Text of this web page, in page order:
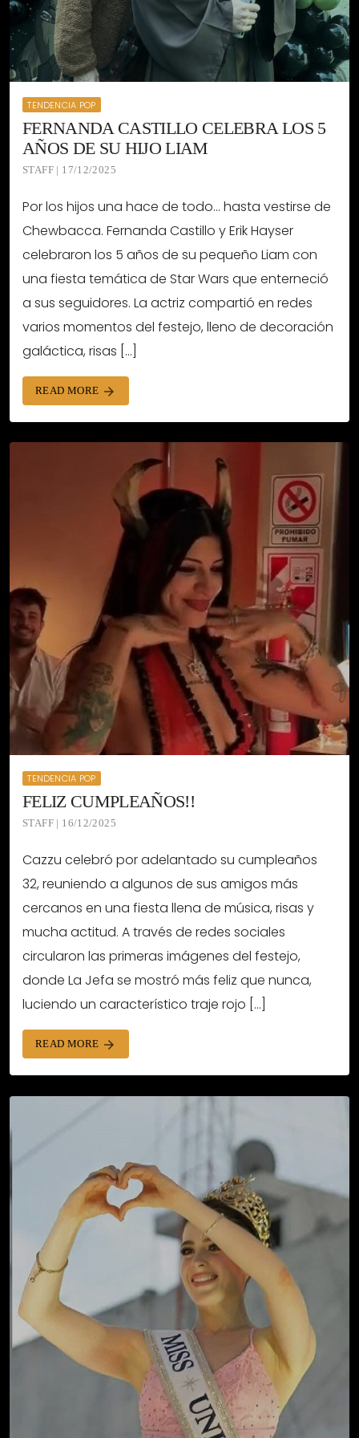
TENDENCIA POP
FERNANDA CASTILLO CELEBRA LOS 5
AÑOS DE SU HIJO LIAM
STAFF | 17/12/2025
Por los hijos una hace de todo… hasta vestirse de
Chewbacca. Fernanda Castillo y Erik Hayser
celebraron los 5 años de su pequeño Liam con
una fiesta temática de Star Wars que enterneció
a sus seguidores. La actriz compartió en redes
varios momentos del festejo, lleno de decoración
galáctica, risas […]
READ MORE arrow_forward
TENDENCIA POP
FELIZ CUMPLEAÑOS!!
STAFF | 16/12/2025
Cazzu celebró por adelantado su cumpleaños
32, reuniendo a algunos de sus amigos más
cercanos en una fiesta llena de música, risas y
mucha actitud. A través de redes sociales
circularon las primeras imágenes del festejo,
donde La Jefa se mostró más feliz que nunca,
luciendo un característico traje rojo […]
READ MORE arrow_forward